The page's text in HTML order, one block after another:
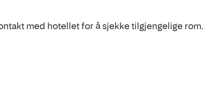
med hotellet for å sjekke tilgjengelige rom.